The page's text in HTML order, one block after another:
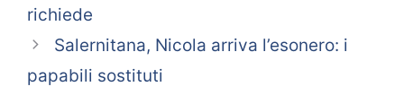
richiede
Salernitana, Nicola arriva l’esonero: i
papabili sostituti